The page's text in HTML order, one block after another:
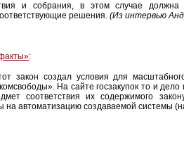
и собрания, в этом случае должна
решения. (Из интервью
:
закон создал условия для
На сайте госзакупок то и
соответствия их содержимого
на автоматизацию создаваемой системы